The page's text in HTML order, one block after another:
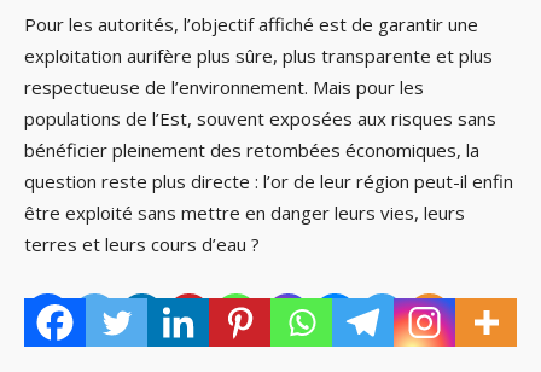
Pour les autorités, l’objectif affiché est de garantir une
exploitation aurifère plus sûre, plus transparente et plus
respectueuse de l’environnement. Mais pour les
populations de l’Est, souvent exposées aux risques sans
bénéficier pleinement des retombées économiques, la
question reste plus directe : l’or de leur région peut-il enfin
être exploité sans mettre en danger leurs vies, leurs
terres et leurs cours d’eau ?